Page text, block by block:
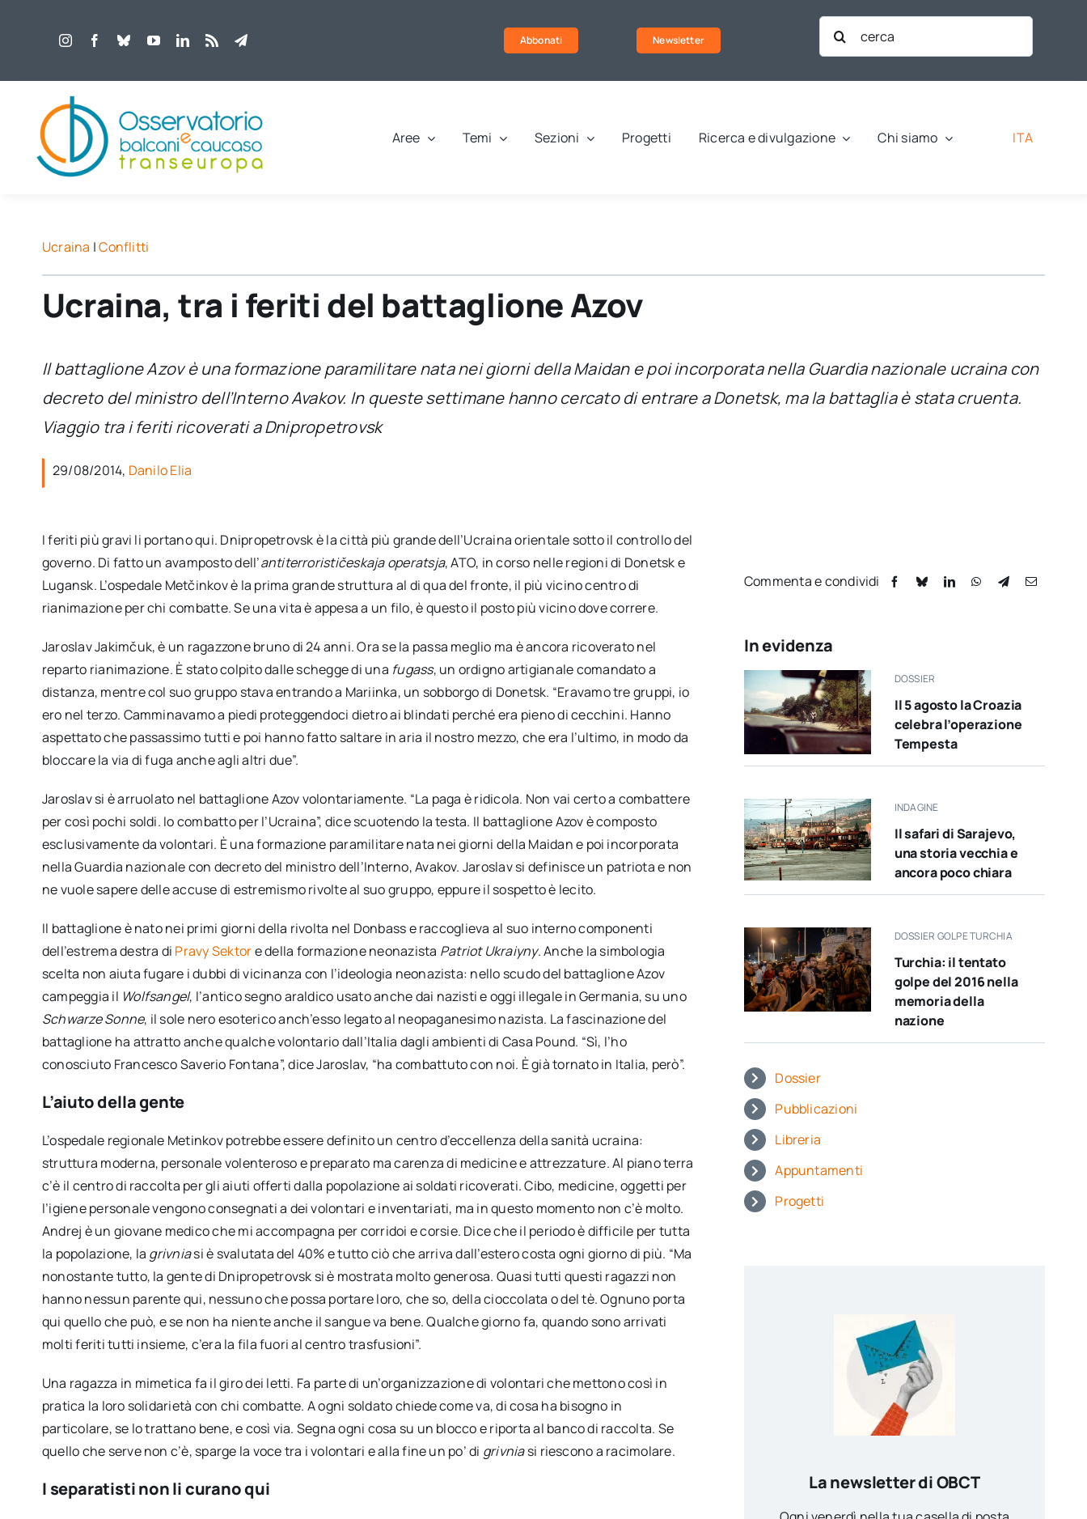
Abbonati Newsletter
Cerca
per:
Aree Temi Sezioni Progetti Ricerca e divulgazione Chi siamo ITA
Ucraina |Conflitti
Ucraina, tra i feriti del battaglione Azov
Il battaglione Azov è una formazione paramilitare nata nei giorni della Maidan e poi incorporata nella Guardia nazionale ucraina con
decreto del ministro dell’Interno Avakov. In queste settimane hanno cercato di entrare a Donetsk, ma la battaglia è stata cruenta.
Viaggio tra i feriti ricoverati a Dnipropetrovsk
29/08/2014, Danilo Elia
I feriti più gravi li portano qui. Dnipropetrovsk è la città più grande dell’Ucraina orientale sotto il controllo del
governo. Di fatto un avamposto dell’antiterrorističeskaja operatsja, ATO, in corso nelle regioni di Donetsk e
Lugansk. L’ospedale Metčinkov è la prima grande struttura al di qua del fronte, il più vicino centro di
rianimazione per chi combatte. Se una vita è appesa a un filo, è questo il posto più vicino dove correre.
Jaroslav Jakimčuk, è un ragazzone bruno di 24 anni. Ora se la passa meglio ma è ancora ricoverato nel
reparto rianimazione. È stato colpito dalle schegge di una fugass, un ordigno artigianale comandato a
distanza, mentre col suo gruppo stava entrando a Mariinka, un sobborgo di Donetsk. “Eravamo tre gruppi, io
ero nel terzo. Camminavamo a piedi proteggendoci dietro ai blindati perché era pieno di cecchini. Hanno
aspettato che passassimo tutti e poi hanno fatto saltare in aria il nostro mezzo, che era l’ultimo, in modo da
bloccare la via di fuga anche agli altri due”.
Jaroslav si è arruolato nel battaglione Azov volontariamente. “La paga è ridicola. Non vai certo a combattere
per così pochi soldi. Io combatto per l’Ucraina”, dice scuotendo la testa. Il battaglione Azov è composto
esclusivamente da volontari. È una formazione paramilitare nata nei giorni della Maidan e poi incorporata
nella Guardia nazionale con decreto del ministro dell’Interno, Avakov. Jaroslav si definisce un patriota e non
ne vuole sapere delle accuse di estremismo rivolte al suo gruppo, eppure il sospetto è lecito.
Il battaglione è nato nei primi giorni della rivolta nel Donbass e raccoglieva al suo interno componenti
dell’estrema destra di Pravy Sektore della formazione neonazista Patriot Ukraiyny. Anche la simbologia
scelta non aiuta fugare i dubbi di vicinanza con l’ideologia neonazista: nello scudo del battaglione Azov
campeggia il Wolfsangel, l’antico segno araldico usato anche dai nazisti e oggi illegale in Germania, su uno
Schwarze Sonne, il sole nero esoterico anch’esso legato al neopaganesimo nazista. La fascinazione del
battaglione ha attratto anche qualche volontario dall’Italia dagli ambienti di Casa Pound. “Sì, l’ho
conosciuto Francesco Saverio Fontana”, dice Jaroslav, “ha combattuto con noi. È già tornato in Italia, però”.
L’aiuto della gente
L’ospedale regionale Metinkov potrebbe essere definito un centro d’eccellenza della sanità ucraina:
struttura moderna, personale volenteroso e preparato ma carenza di medicine e attrezzature. Al piano terra
c’è il centro di raccolta per gli aiuti offerti dalla popolazione ai soldati ricoverati. Cibo, medicine, oggetti per
l’igiene personale vengono consegnati a dei volontari e inventariati, ma in questo momento non c’è molto.
Andrej è un giovane medico che mi accompagna per corridoi e corsie. Dice che il periodo è difficile per tutta
la popolazione, la grivniasi è svalutata del 40% e tutto ciò che arriva dall’estero costa ogni giorno di più. “Ma
nonostante tutto, la gente di Dnipropetrovsk si è mostrata molto generosa. Quasi tutti questi ragazzi non
hanno nessun parente qui, nessuno che possa portare loro, che so, della cioccolata o del tè. Ognuno porta
qui quello che può, e se non ha niente anche il sangue va bene. Qualche giorno fa, quando sono arrivati
molti feriti tutti insieme, c’era la fila fuori al centro trasfusioni”.
Una ragazza in mimetica fa il giro dei letti. Fa parte di un’organizzazione di volontari che mettono così in
pratica la loro solidarietà con chi combatte. A ogni soldato chiede come va, di cosa ha bisogno in
particolare, se lo trattano bene, e così via. Segna ogni cosa su un blocco e riporta al banco di raccolta. Se
quello che serve non c’è, sparge la voce tra i volontari e alla fine un po’ di grivniasi riescono a racimolare.
I separatisti non li curano qui
Commenta e condividi
In evidenza
DOSSIER
Il 5 agosto la Croazia
celebra l’operazione
Tempesta
INDAGINE
Il safari di Sarajevo,
una storia vecchia e
ancora poco chiara
DOSSIER GOLPE TURCHIA
Turchia: il tentato
golpe del 2016 nella
memoria della
nazione
Dossier
Pubblicazioni
Libreria
Appuntamenti
Progetti
La newsletter di OBCT